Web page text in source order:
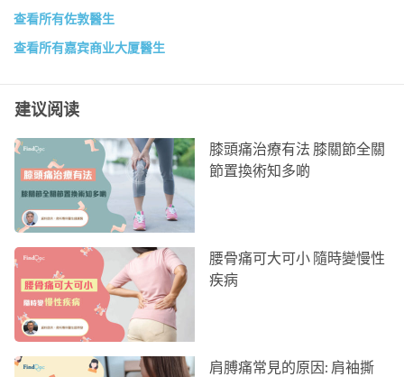
查看所有佐敦醫生
查看所有嘉宾商业大厦醫生
建议阅读
膝頭痛治療有法 膝關節全關
節置換術知多啲
腰骨痛可大可小 隨時變慢性
疾病
肩膊痛常見的原因: 肩袖撕